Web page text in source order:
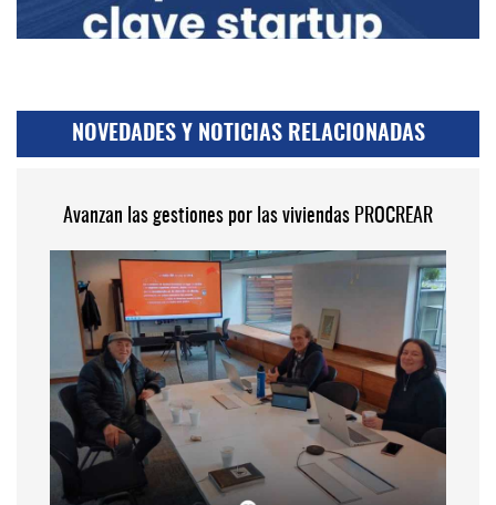
NOVEDADES Y NOTICIAS RELACIONADAS
Avanzan las gestiones por las viviendas PROCREAR